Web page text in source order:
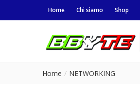
Home Chi siamo Shop
Home NETWORKING